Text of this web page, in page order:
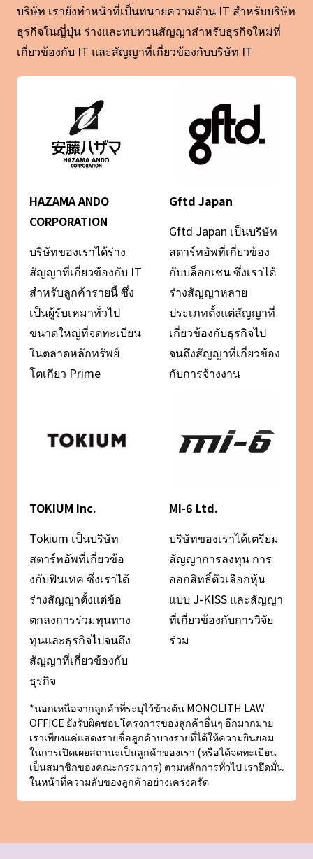
บริษัท เรายังทำหน้าที่เป็นทนายความด้าน IT สำหรับบริษัท
ธุรกิจในญี่ปุ่น ร่างและทบทวนสัญญาสำหรับธุรกิจใหม่ที่
เกี่ยวข้องกับ IT และสัญญาที่เกี่ยวข้องกับบริษัท IT
HAZAMA ANDO
CORPORATION
บริษัทของเราได้ร่าง
สัญญาที่เกี่ยวข้องกับ IT
สำหรับลูกค้ารายนี้ ซึ่ง
เป็นผู้รับเหมาทั่วไป
ขนาดใหญ่ที่จดทะเบียน
ในตลาดหลักทรัพย์
โตเกียว Prime
Gftd Japan
Gftd Japan เป็นบริษัท
สตาร์ทอัพที่เกี่ยวข้อง
กับบล็อกเชน ซึ่งเราได้
ร่างสัญญาหลาย
ประเภทตั้งแต่สัญญาที่
เกี่ยวข้องกับธุรกิจไป
จนถึงสัญญาที่เกี่ยวข้อง
กับการจ้างงาน
TOKIUM Inc.
Tokium เป็นบริษัท
สตาร์ทอัพที่เกี่ยวข้อ
งกับฟินเทค ซึ่งเราได้
ร่างสัญญาตั้งแต่ข้อ
ตกลงการร่วมทุนทาง
ทุนและธุรกิจไปจนถึง
สัญญาที่เกี่ยวข้องกับ
ธุรกิจ
MI-6 Ltd.
บริษัทของเราได้เตรียม
สัญญาการลงทุน การ
ออกสิทธิ์ตัวเลือกหุ้น
แบบ J-KISS และสัญญา
ที่เกี่ยวข้องกับการวิจัย
ร่วม
*นอกเหนือจากลูกค้าที่ระบุไว้ข้างต้น MONOLITH LAW
OFFICE ยังรับผิดชอบโครงการของลูกค้าอื่นๆ อีกมากมาย
เราเพียงแค่แสดงรายชื่อลูกค้าบางรายที่ได้ให้ความยินยอม
ในการเปิดเผยสถานะเป็นลูกค้าของเรา (หรือได้จดทะเบียน
เป็นสมาชิกของคณะกรรมการ) ตามหลักการทั่วไป เรายึดมั่น
ในหน้าที่ความลับของลูกค้าอย่างเคร่งครัด